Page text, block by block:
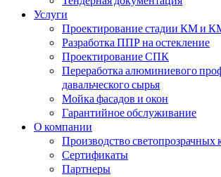
Услуги
Проектирование стадии КМ и
Разработка ППР на остекление
Проектирование СПК
Переработка алюминиевого
давальческого сырья
Мойка фасадов и окон
Гарантийное обслуживание
О компании
Производство светопрозрачных
Сертификаты
Партнеры